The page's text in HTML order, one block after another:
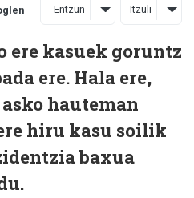
Entzun Itzuli
ere kasuek goruntz
ere. Hala ere,
hauteman
hiru kasu soilik
baxua